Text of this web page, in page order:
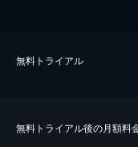
無料トライアル
無料トライアル後の⽉額料